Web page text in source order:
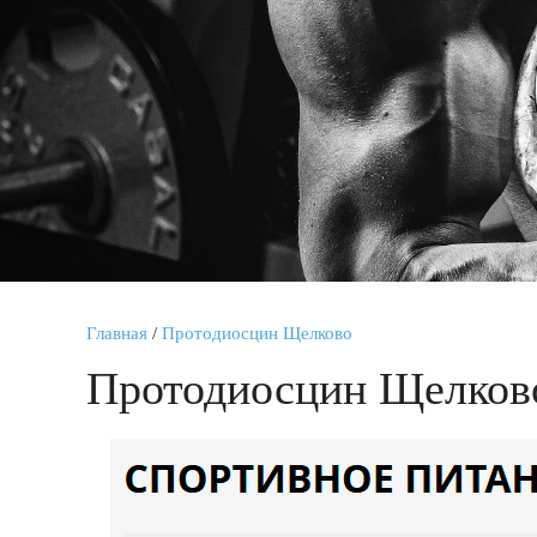
Главная / Протодиосцин Щелково
Протодиосцин